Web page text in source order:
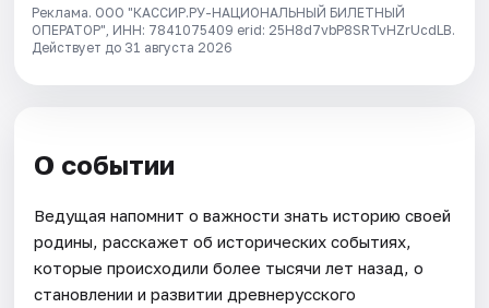
Реклама. ООО "КАССИР.РУ-НАЦИОНАЛЬНЫЙ БИЛЕТНЫЙ
ОПЕРАТОР", ИНН: 7841075409 erid: 25H8d7vbP8SRTvHZrUcdLB.
Действует до 31 августа 2026
О событии
Ведущая напомнит о важности знать историю своей
родины, расскажет об исторических событиях,
которые происходили более тысячи лет назад, о
становлении и развитии древнерусского